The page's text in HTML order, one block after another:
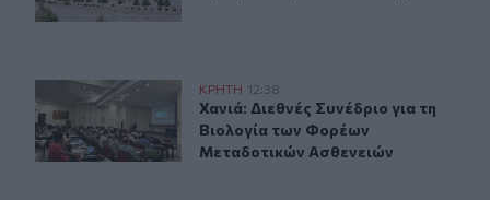
Χανιά: Διεθνές Συνέδριο για τη Βιολογία των Φορέων
ΚΡΗΤΗ 12:38
Χανιά: Διεθνές Συνέδριο για τη
Χανιά: Διεθνές Συνέδριο για τη
Βιολογία των Φορέων
Μεταδοτικών Ασθενειών